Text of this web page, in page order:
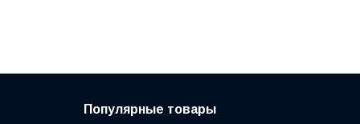
Популярные товары